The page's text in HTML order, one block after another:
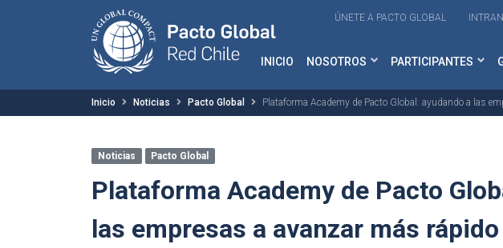
ÚNETE A PACTO GLOBAL
INICIO NOSOTROS PARTICIPANTES
Inicio Noticias Pacto Global Plataforma Academy de Pacto Global: ayudando a las
Noticias Pacto Global
Plataforma Academy de Pacto
las empresas a avanzar más